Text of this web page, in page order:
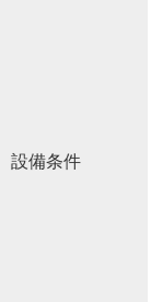
設備条件